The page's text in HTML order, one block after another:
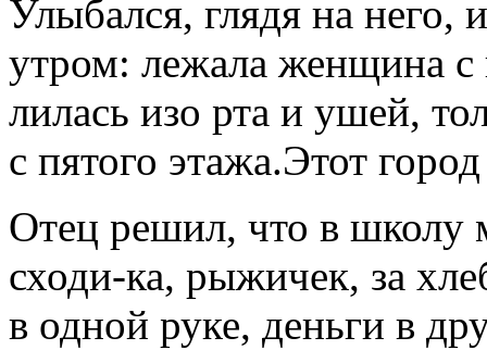
Улыбался, глядя на него,
утром: лежала женщина
лилась изо рта и ушей,
с пятого этажа.Этот
Отец решил, что в школу
сходи-ка, рыжичек, за
в одной руке, деньги в